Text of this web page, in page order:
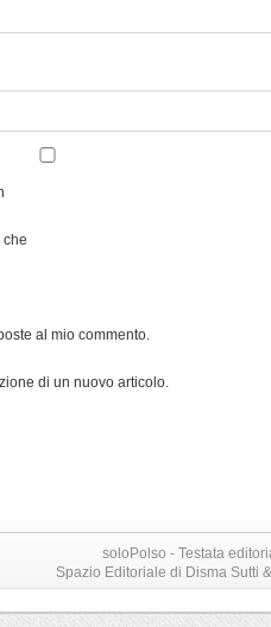
che
al mio commento.
di un nuovo articolo.
soloPolso - Testata
Spazio Editoriale di Disma Sutti